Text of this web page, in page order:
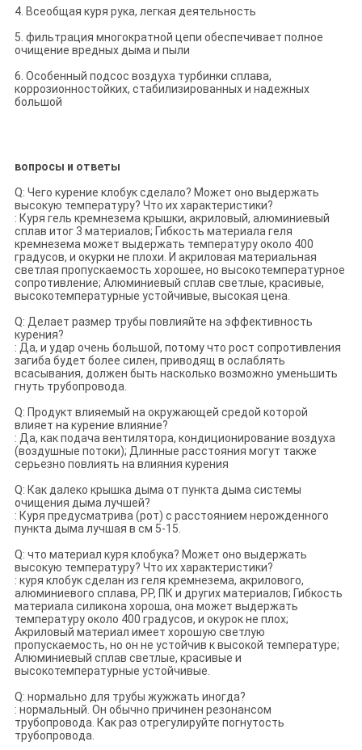
4. Всеобщая куря рука, легкая деятельность
5. фильтрация многократной цепи обеспечивает полное
очищение вредных дыма и пыли
6. Особенный подсос воздуха турбинки сплава,
коррозионностойких, стабилизированных и надежных
большой
вопросы и ответы
Q: Чего курение клобук сделало? Может оно выдержать
высокую температуру? Что их характеристики?
: Куря гель кремнезема крышки, акриловый, алюминиевый
сплав итог 3 материалов; Гибкость материала геля
кремнезема может выдержать температуру около 400
градусов, и окурки не плохи. И акриловая материальная
светлая пропускаемость хорошее, но высокотемпературное
сопротивление; Алюминиевый сплав светлые, красивые,
высокотемпературные устойчивые, высокая цена.
Q: Делает размер трубы повлияйте на эффективность
курения?
: Да, и удар очень большой, потому что рост сопротивления
загиба будет более силен, приводящ в ослаблять
всасывания, должен быть насколько возможно уменьшить
гнуть трубопровода.
Q: Продукт влияемый на окружающей средой которой
влияет на курение влияние?
: Да, как подача вентилятора, кондиционирование воздуха
(воздушные потоки); Длинные расстояния могут также
серьезно повлиять на влияния курения
Q: Как далеко крышка дыма от пункта дыма системы
очищения дыма лучшей?
: Куря предусматрива (рот) с расстоянием нерожденного
пункта дыма лучшая в см 5-15.
Q: что материал куря клобука? Может оно выдержать
высокую температуру? Что их характеристики?
: куря клобук сделан из геля кремнезема, акрилового,
алюминиевого сплава, PP, ПК и других материалов; Гибкость
материала силикона хороша, она может выдержать
температуру около 400 градусов, и окурок не плох;
Акриловый материал имеет хорошую светлую
пропускаемость, но он не устойчив к высокой температуре;
Алюминиевый сплав светлые, красивые и
высокотемпературные устойчивые.
Q: нормально для трубы жужжать иногда?
: нормальный. Он обычно причинен резонансом
трубопровода. Как раз отрегулируйте погнутость
трубопровода.